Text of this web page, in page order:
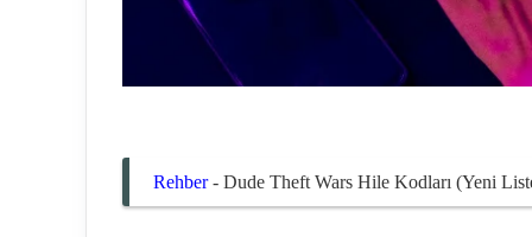
Rehber- Dude Theft Wars Hile Kodları (Yeni